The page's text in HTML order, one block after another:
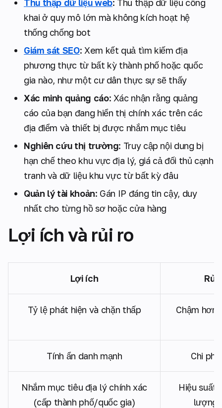
Thu thập dữ liệu web: Thu thập dữ liệu công
khai ở quy mô lớn mà không kích hoạt hệ
thống chống bot
Giám sát SEO: Xem kết quả tìm kiếm địa
phương thực từ bất kỳ thành phố hoặc quốc
gia nào, như một cư dân thực sự sẽ thấy
Xác minh quảng cáo: Xác nhận rằng quảng
cáo của bạn đang hiển thị chính xác trên các
địa điểm và thiết bị được nhắm mục tiêu
Nghiên cứu thị trường: Truy cập nội dung bị
hạn chế theo khu vực địa lý, giá cả đối thủ cạnh
tranh và dữ liệu khu vực từ bất kỳ đâu
Quản lý tài khoản: Gán IP đáng tin cậy, duy
nhất cho từng hồ sơ hoặc cửa hàng
Lợi ích và rủi ro
Lợi ích Rủi
Tỷ lệ phát hiện và chặn thấp Chậm hơn
Tính ẩn danh mạnh Chi phí
Nhắm mục tiêu địa lý chính xác
(cấp thành phố/quốc gia)
Hiệu suất
lượng